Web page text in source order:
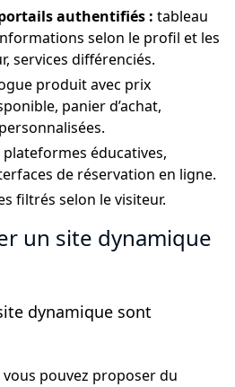
authentifiés : tableau
selon le profil et les
services différenciés.
produit avec prix
panier d’achat,
plateformes éducatives,
de réservation en ligne.
filtrés selon le visiteur.
un site dynamique
dynamique sont
vous pouvez proposer du